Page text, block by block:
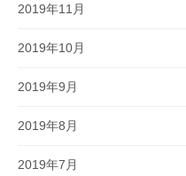
2019年11月
2019年10月
2019年9月
2019年8月
2019年7月